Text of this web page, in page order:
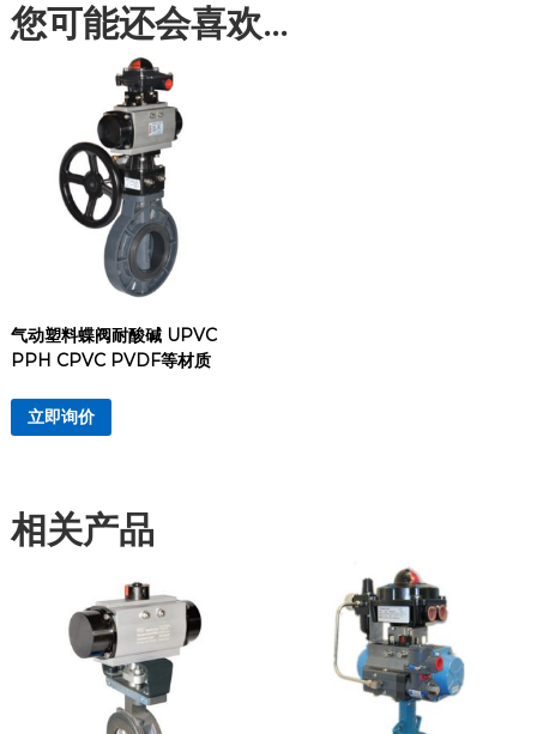
您可能还会喜欢…
气动塑料蝶阀耐酸碱 UPVC
PPH CPVC PVDF等材质
立即询价
相关产品